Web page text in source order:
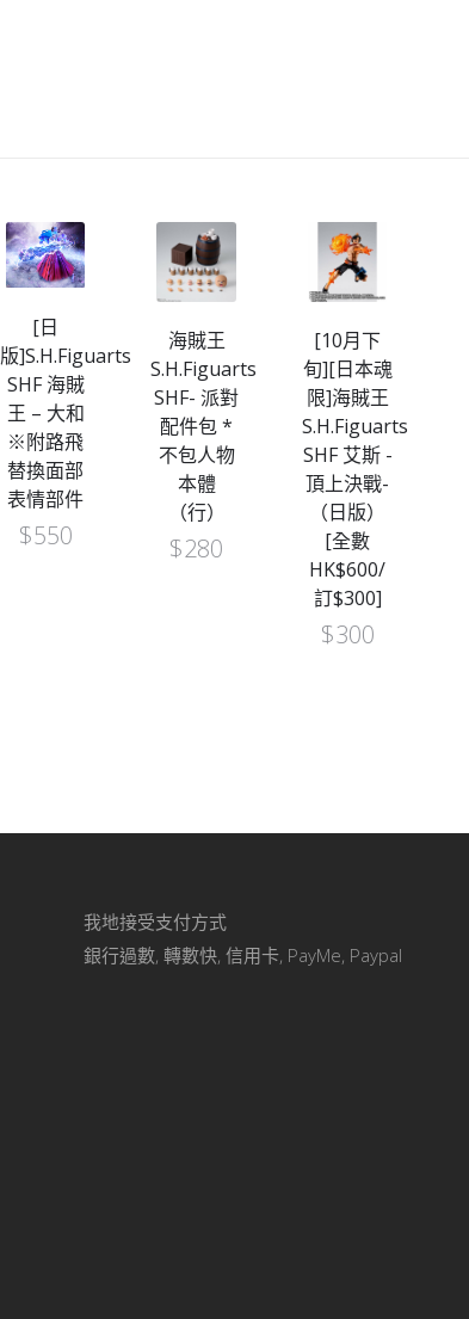
[日
版]S.H.Figuarts
SHF 海賊
王 – 大和
※附路飛
替換面部
表情部件
$550
海賊王
S.H.Figuarts
SHF- 派對
配件包 *
不包人物
本體
（行）
$280
[10月下
旬][日本魂
限]海賊王
S.H.Figuarts
SHF 艾斯 -
頂上決戰-
（日版）
[全數
HK$600/
訂$300]
$300
我地接受支付方式
銀行過數, 轉數快, 信用卡, PayMe, Paypal